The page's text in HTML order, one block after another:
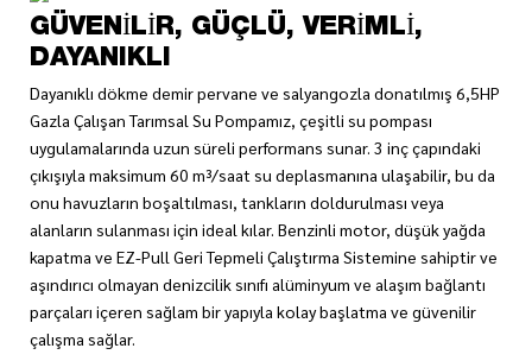
GÜVENILIR, GÜÇLÜ, VERIMLI,
DAYANIKLI
Dayanıklı dökme demir pervane ve salyangozla donatılmış 6,5HP
Gazla Çalışan Tarımsal Su Pompamız, çeşitli su pompası
uygulamalarında uzun süreli performans sunar. 3 inç çapındaki
çıkışıyla maksimum 60 m³/saat su deplasmanına ulaşabilir, bu da
onu havuzların boşaltılması, tankların doldurulması veya
alanların sulanması için ideal kılar. Benzinli motor, düşük yağda
kapatma ve EZ-Pull Geri Tepmeli Çalıştırma Sistemine sahiptir ve
aşındırıcı olmayan denizcilik sınıfı alüminyum ve alaşım bağlantı
parçaları içeren sağlam bir yapıyla kolay başlatma ve güvenilir
çalışma sağlar.